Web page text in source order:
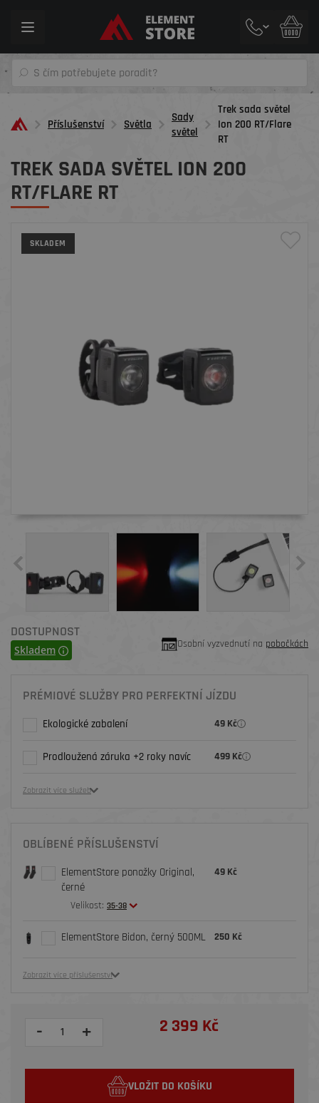
Toggle
Příslušenství Světla
Sady
světel
Trek sada světel
Ion 200 RT/Flare
RT
TREK SADA SVĚTEL ION 200
RT/FLARE RT
SKLADEM
DOSTUPNOST
Skladem Osobní vyzvednutí na pobočkách
PRÉMIOVÉ SLUŽBY PRO PERFEKTNÍ JÍZDU
Ekologické zabalení 49 Kč
Prodloužená záruka +2 roky navíc 499 Kč
Zobrazit více služeb
OBLÍBENÉ PŘÍSLUŠENSTVÍ
ElementStore ponožky Original,
černé
Velikost: 35-38
49 Kč
ElementStore Bidon, černý 500ML 250 Kč
Zobrazit více příslušenství
- + 2 399 Kč
VLOŽIT DO KOŠÍKU